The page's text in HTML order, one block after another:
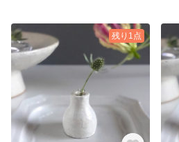
残り1点